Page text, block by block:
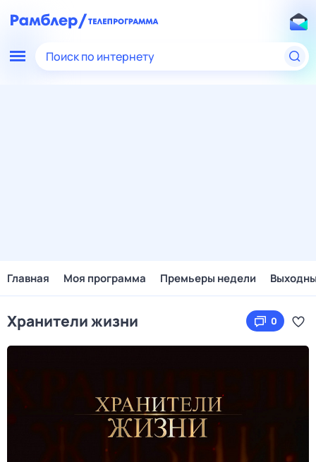
Поиск по интернету
Главная Моя программа Премьеры недели
Хранители жизни 0